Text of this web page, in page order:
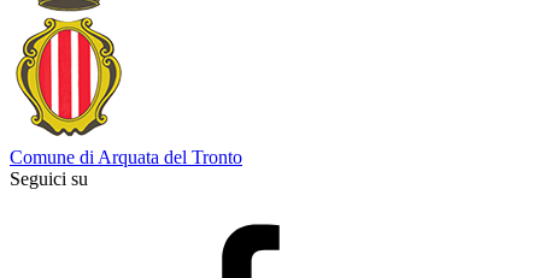
Comune di Arquata del Tronto
Seguici su